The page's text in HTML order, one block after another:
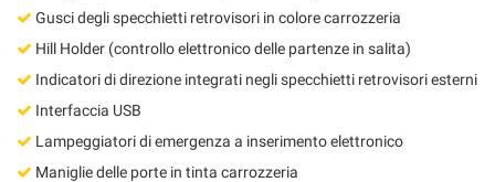
Gusci degli specchietti retrovisori in colore carrozzeria
Hill Holder (controllo elettronico delle partenze in salita)
Indicatori di direzione integrati negli specchietti retrovisori esterni
Interfaccia USB
Lampeggiatori di emergenza a inserimento elettronico
Maniglie delle porte in tinta carrozzeria